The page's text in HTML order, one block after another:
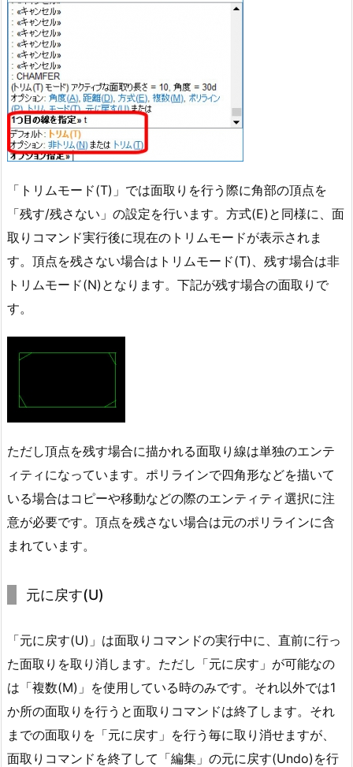
「トリムモード(T)」では面取りを行う際に角部の頂点を
「残す/残さない」の設定を行います。方式(E)と同様に、面
取りコマンド実行後に現在のトリムモードが表示されま
す。頂点を残さない場合はトリムモード(T)、残す場合は非
トリムモード(N)となります。下記が残す場合の面取りで
す。
ただし頂点を残す場合に描かれる面取り線は単独のエンテ
ィティになっています。ポリラインで四角形などを描いて
いる場合はコピーや移動などの際のエンティティ選択に注
意が必要です。頂点を残さない場合は元のポリラインに含
まれています。
元に戻す(U)
「元に戻す(U)」は面取りコマンドの実行中に、直前に行っ
た面取りを取り消します。ただし「元に戻す」が可能なの
は「複数(M)」を使用している時のみです。それ以外では1
か所の面取りを行うと面取りコマンドは終了します。それ
までの面取りを「元に戻す」を行う毎に取り消せますが、
面取りコマンドを終了して「編集」の元に戻す(Undo)を行